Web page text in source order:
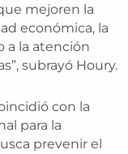
mejoren la
económica, la
a la atención
subrayó Houry.
con la
para la
prevenir el